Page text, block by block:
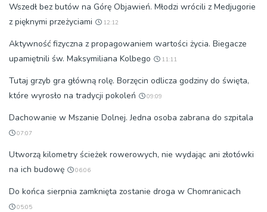
Wszedł bez butów na Górę Objawień. Młodzi wrócili z Medjugorie
z pięknymi przeżyciami
12:12
Aktywność fizyczna z propagowaniem wartości życia. Biegacze
upamiętnili św. Maksymiliana Kolbego
11:11
Tutaj grzyb gra główną rolę. Borzęcin odlicza godziny do święta,
które wyrosło na tradycji pokoleń
09:09
Dachowanie w Mszanie Dolnej. Jedna osoba zabrana do szpitala
07:07
Utworzą kilometry ścieżek rowerowych, nie wydając ani złotówki
na ich budowę
06:06
Do końca sierpnia zamknięta zostanie droga w Chomranicach
05:05